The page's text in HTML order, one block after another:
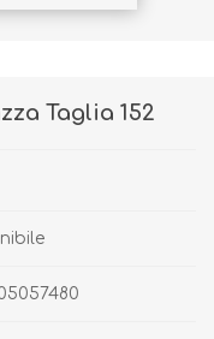
Taglia 152